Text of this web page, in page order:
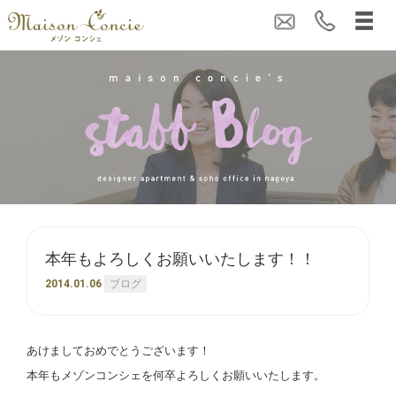
本年もよろしくお願いいたします！！
2014.01.06 ブログ
あけましておめでとうございます！
本年もメゾンコンシェを何卒よろしくお願いいたします。